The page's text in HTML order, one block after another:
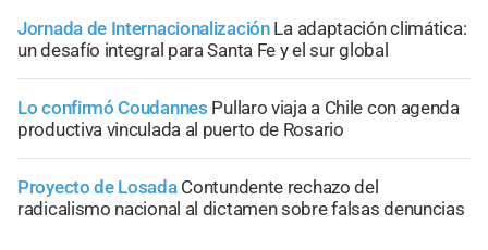
Jornada de Internacionalización La adaptación climática:
un desafío integral para Santa Fe y el sur global
Lo confirmó Coudannes Pullaro viaja a Chile con agenda
productiva vinculada al puerto de Rosario
Proyecto de Losada Contundente rechazo del
radicalismo nacional al dictamen sobre falsas denuncias